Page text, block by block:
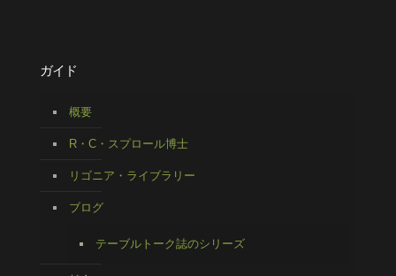
ガイド
概要
R・C・スプロール博士
リゴニア・ライブラリー
ブログ
テーブルトーク誌のシリーズ